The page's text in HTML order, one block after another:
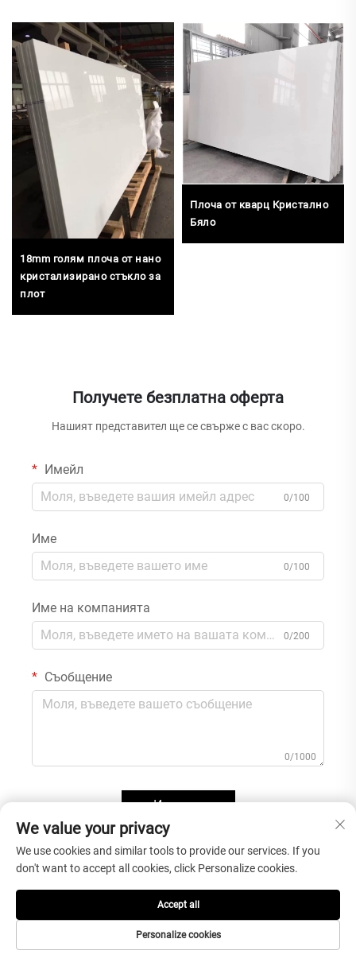
18mm голям плоча от нано
кристализирано стъкло за
плот
Плоча от кварц Кристално
Бяло
Получете безплатна оферта
Нашият представител ще се свърже с вас скоро.
Имейл
0/100
Име
0/100
Име на компанията
0/200
Съобщение
0/1000
Изпрати
Контакт
Адрес на фабриката: Индустриална зона Бинхай, град Шуитоу,
Нанън, Фуджиян, Китай, 362300
We value your privacy
We use cookies and similar tools to provide our services. If you
don't want to accept all cookies, click Personalize cookies.
Personalize cookies
Accept all